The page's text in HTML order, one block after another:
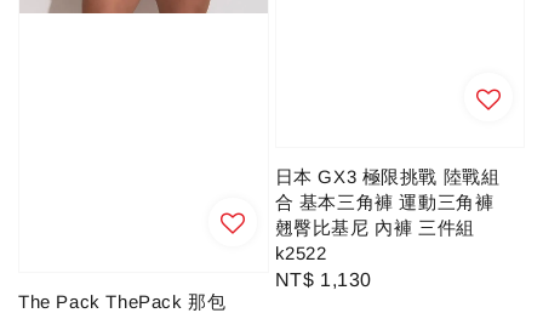
The Pack ThePack 那包
日本 GX3 極限挑戰 陸戰組
合 基本三角褲 運動三角褲
翹臀比基尼 內褲 三件組
k2522
Regular
NT$ 1,130